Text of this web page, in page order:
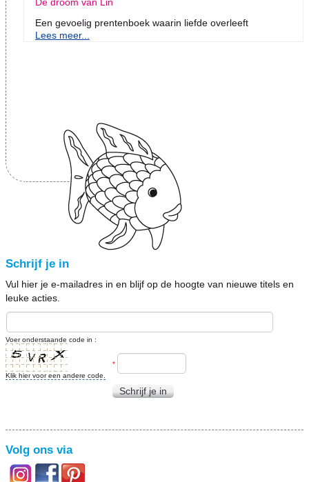
De droom van Lin
Een gevoelig prentenboek waarin liefde overleeft
Lees meer...
Schrijf je in
Vul hier je e-mailadres in en blijf op de hoogte van nieuwe titels en
leuke acties.
Voer onderstaande code in :
Klik hier voor een andere code.
*
Schrijf je in
Volg ons via